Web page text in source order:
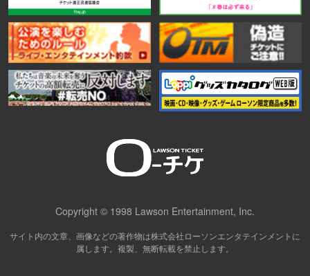
サイト内の文章、画像などの著作物は株式会社ローソンエンタテインメントに
属します。複製、無断転載を禁止します。
Copyright © 1998 Lawson Entertainment, Inc.